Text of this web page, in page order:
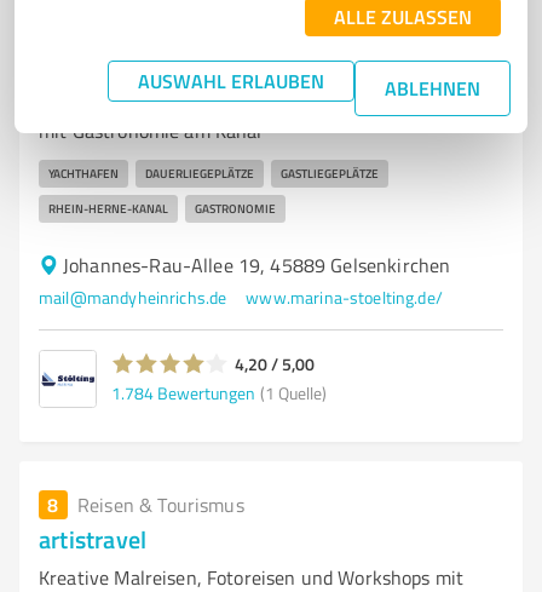
ALLE ZULASSEN
AUSWAHL ERLAUBEN ABLEHNEN
Stölting Marina
Stölting Marina Gelsenkirchen – Moderner Yachthafen
mit Gastronomie am Kanal
YACHTHAFEN DAUERLIEGEPLÄTZE GASTLIEGEPLÄTZE
RHEIN-HERNE-KANAL GASTRONOMIE
Johannes-Rau-Allee 19, 45889 Gelsenkirchen
mail@mandyheinrichs.de www.marina-stoelting.de/
4,20 / 5,00
1.784 Bewertungen (1 Quelle)
8 Reisen & Tourismus
artistravel
Kreative Malreisen, Fotoreisen und Workshops mit